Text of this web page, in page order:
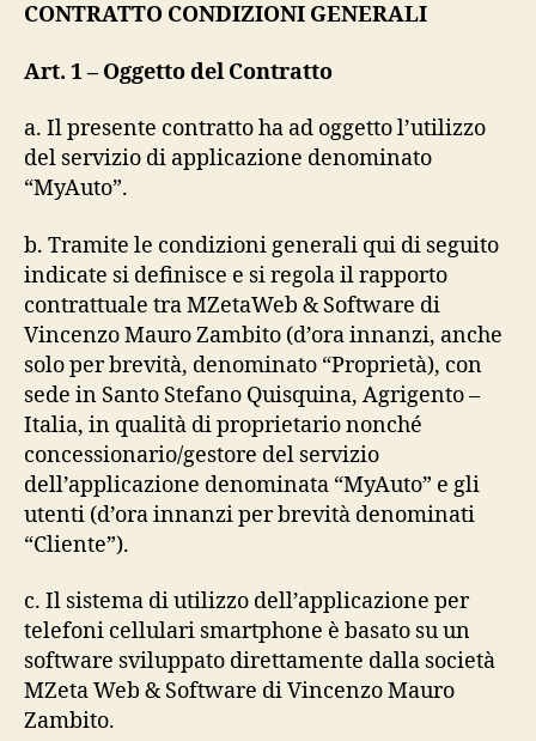
CONTRATTO CONDIZIONI GENERALI
Art. 1 – Oggetto del Contratto
a. Il presente contratto ha ad oggetto l’utilizzo
del servizio di applicazione denominato
“MyAuto”.
b. Tramite le condizioni generali qui di seguito
indicate si definisce e si regola il rapporto
contrattuale tra MZetaWeb & Software di
Vincenzo Mauro Zambito (d’ora innanzi, anche
solo per brevità, denominato “Proprietà), con
sede in Santo Stefano Quisquina, Agrigento –
Italia, in qualità di proprietario nonché
concessionario/gestore del servizio
dell’applicazione denominata “MyAuto” e gli
utenti (d’ora innanzi per brevità denominati
“Cliente”).
c. Il sistema di utilizzo dell’applicazione per
telefoni cellulari smartphone è basato su un
software sviluppato direttamente dalla società
MZeta Web & Software di Vincenzo Mauro
Zambito.